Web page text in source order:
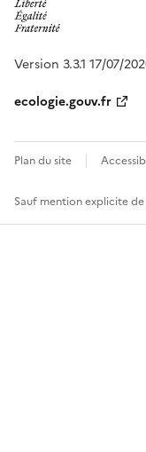
Version 3.3.1 17/07/
ecologie.gouv.fr
Plan du site
Sauf mention explicite